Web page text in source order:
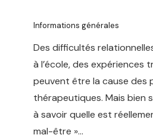
Informations générales
Des difficultés
à l’école, des expériences
peuvent être la cause des
thérapeutiques. Mais bien
à savoir quelle est
mal-être »…